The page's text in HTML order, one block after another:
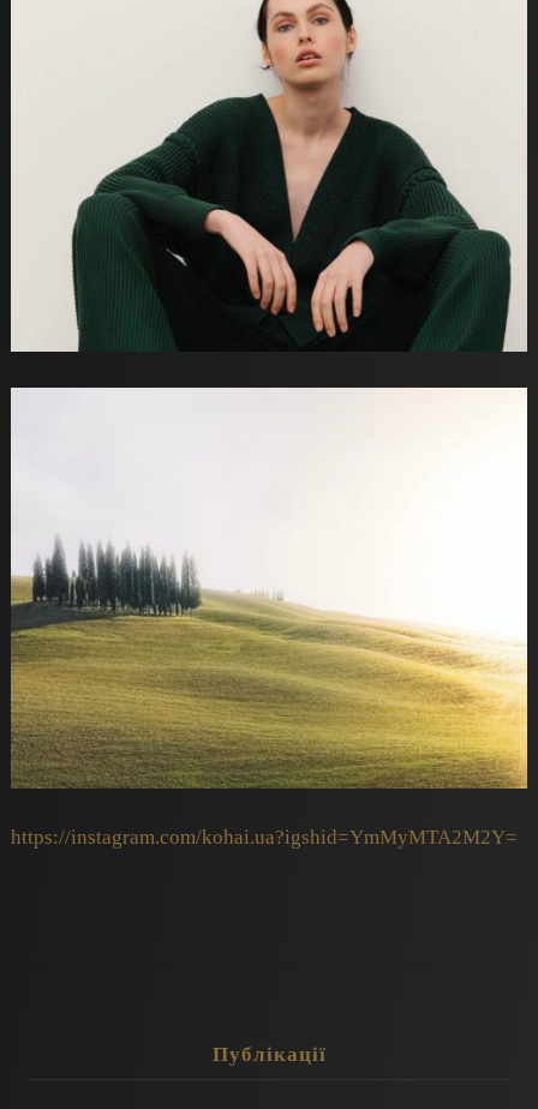
https://instagram.com/kohai.ua?igshid=YmMyMTA2M2Y=
Публікації